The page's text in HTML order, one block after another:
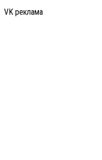
VK реклама